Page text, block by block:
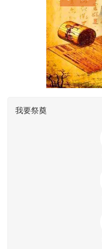
我要祭奠